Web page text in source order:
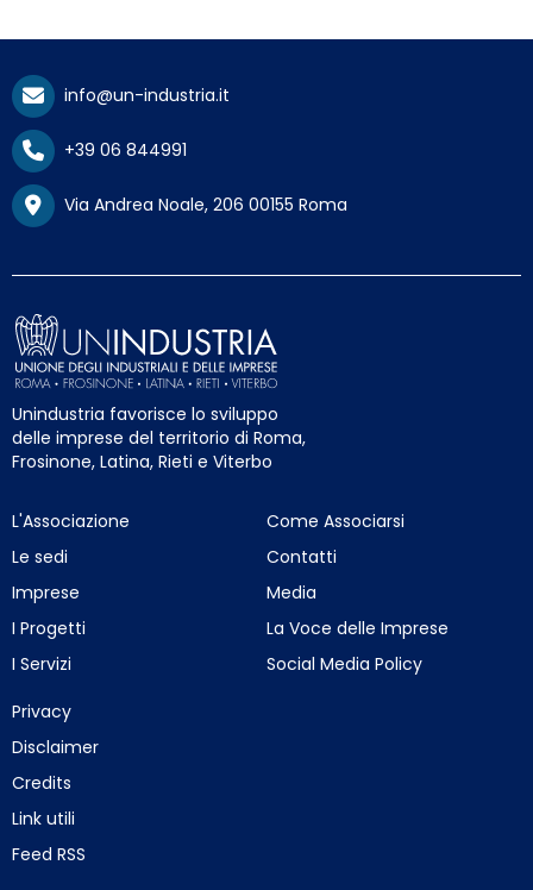
info@un-industria.it
+39 06 844991
Via Andrea Noale, 206 00155 Roma
Unindustria favorisce lo sviluppo
delle imprese del territorio di Roma,
Frosinone, Latina, Rieti e Viterbo
L'Associazione
Le sedi
Imprese
I Progetti
I Servizi
Come Associarsi
Contatti
Media
La Voce delle Imprese
Social Media Policy
Privacy
Disclaimer
Credits
Link utili
Feed RSS